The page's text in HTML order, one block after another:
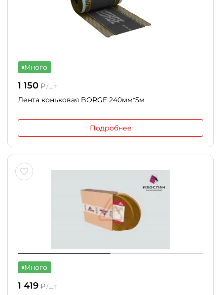
Много
1 150 ₽/шт
Лента коньковая BORGE 240мм*5м
Подробнее
Много
1 419 ₽/шт